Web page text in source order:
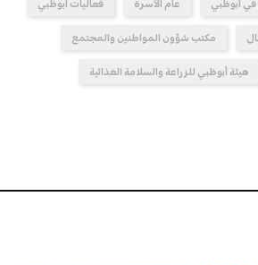
أبوظبي عام الأسرة فعاليات أبوظبي
مكتب شؤون المواطنين والمجتمع
هيئة أبوظبي للزراعة والسلامة الغذائية